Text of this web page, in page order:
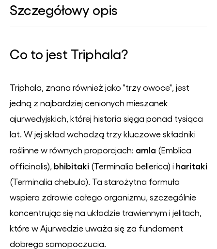
Szczegółowy opis
Co to jest Triphala?
Triphala, znana również jako "trzy owoce", jest
jedną z najbardziej cenionych mieszanek
ajurwedyjskich, której historia sięga ponad tysiąca
lat. W jej skład wchodzą trzy kluczowe składniki
roślinne w równych proporcjach: amla (Emblica
officinalis), bhibitaki (Terminalia bellerica) i haritaki
(Terminalia chebula). Ta starożytna formuła
wspiera zdrowie całego organizmu, szczególnie
koncentrując się na układzie trawiennym i jelitach,
które w Ajurwedzie uważa się za fundament
dobrego samopoczucia.